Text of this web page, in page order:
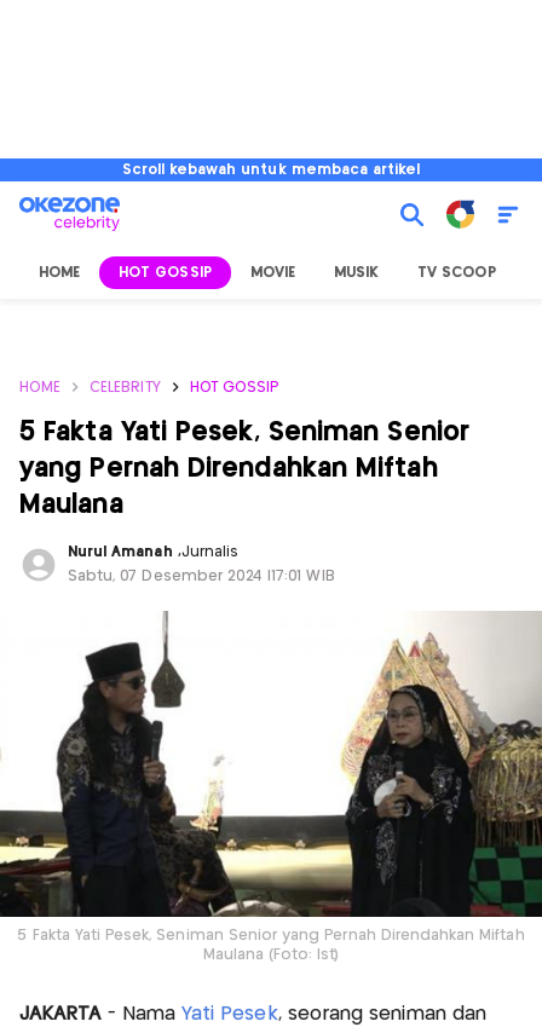
Scroll kebawah untuk membaca artikel
HOME HOT GOSSIP MOVIE MUSIK TV SCOOP
HOME CELEBRITY HOT GOSSIP
5 Fakta Yati Pesek, Seniman Senior
yang Pernah Direndahkan Miftah
Maulana
Nurul Amanah ,Jurnalis
Sabtu, 07 Desember 2024 |17:01 WIB
5 Fakta Yati Pesek, Seniman Senior yang Pernah Direndahkan Miftah
Maulana (Foto: Ist)
JAKARTA - Nama Yati Pesek, seorang seniman dan